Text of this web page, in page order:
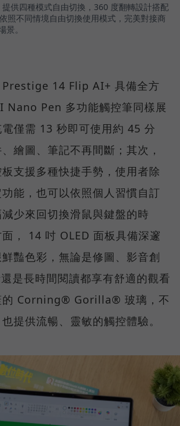
供四種模式自由切換，360 度翻轉設計搭配
照不同情境自由切換使用模式，完美對接商
。
Prestige 14 Flip AI+ 具備全方
Nano Pen 多功能觸控筆同樣展
僅需 13 秒即可使用約 45 分
繪圖、筆記不再間斷；其次，
支援多種快捷手勢，使用者除
能，也可以依照個人習慣自訂
少來回切換滑鼠與鍵盤的時
， 14 吋 OLED 面板具備深邃
豔色彩，無論是修圖、影音創
是長時間閱讀都享有舒適的觀看
的 Corning® Gorilla® 玻璃，不
提供流暢、靈敏的觸控體驗。